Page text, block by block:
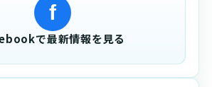
f
で最新情報を見る